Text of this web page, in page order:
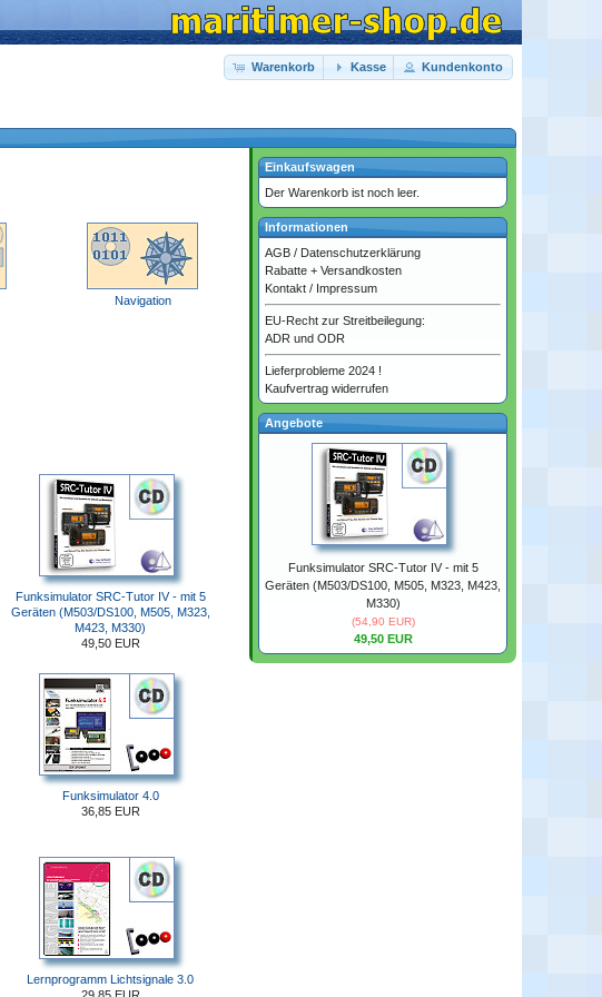
Warenkorb Kasse Kundenkonto
Navigation
Funksimulator SRC-Tutor IV - mit 5
Geräten (M503/DS100, M505, M323,
M423, M330)
49,50 EUR
Funksimulator 4.0
36,85 EUR
Lernprogramm Lichtsignale 3.0
Einkaufswagen
Der Warenkorb ist noch leer.
Informationen
AGB / Datenschutzerklärung
Rabatte + Versandkosten
Kontakt / Impressum
EU-Recht zur Streitbeilegung:
ADR und ODR
Lieferprobleme 2024 !
Kaufvertrag widerrufen
Angebote
Funksimulator SRC-Tutor IV - mit 5
Geräten (M503/DS100, M505, M323, M423,
M330)
(54,90 EUR)
49,50 EUR